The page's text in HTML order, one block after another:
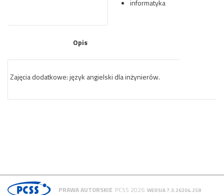
informatyka
Opis
Zajęcia dodatkowe: język angielski dla inżynierów.
PRAWA AUTORSKIE PCSS 2026 WERSJA 7.3.26204.258